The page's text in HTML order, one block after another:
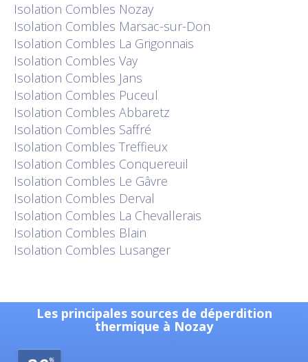
Isolation Combles Nozay
Isolation Combles Marsac-sur-Don
Isolation Combles La Grigonnais
Isolation Combles Vay
Isolation Combles Jans
Isolation Combles Puceul
Isolation Combles Abbaretz
Isolation Combles Saffré
Isolation Combles Treffieux
Isolation Combles Conquereuil
Isolation Combles Le Gâvre
Isolation Combles Derval
Isolation Combles La Chevallerais
Isolation Combles Blain
Isolation Combles Lusanger
Les principales sources de déperdition
thermique à Nozay